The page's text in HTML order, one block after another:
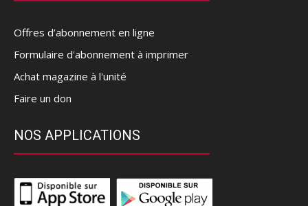
Offres d’abonnement en ligne
Formulaire d'abonnement à imprimer
Achat magazine à l'unité
Faire un don
NOS APPLICATIONS